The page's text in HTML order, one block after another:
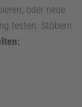
oder neue
testen. Stöbern